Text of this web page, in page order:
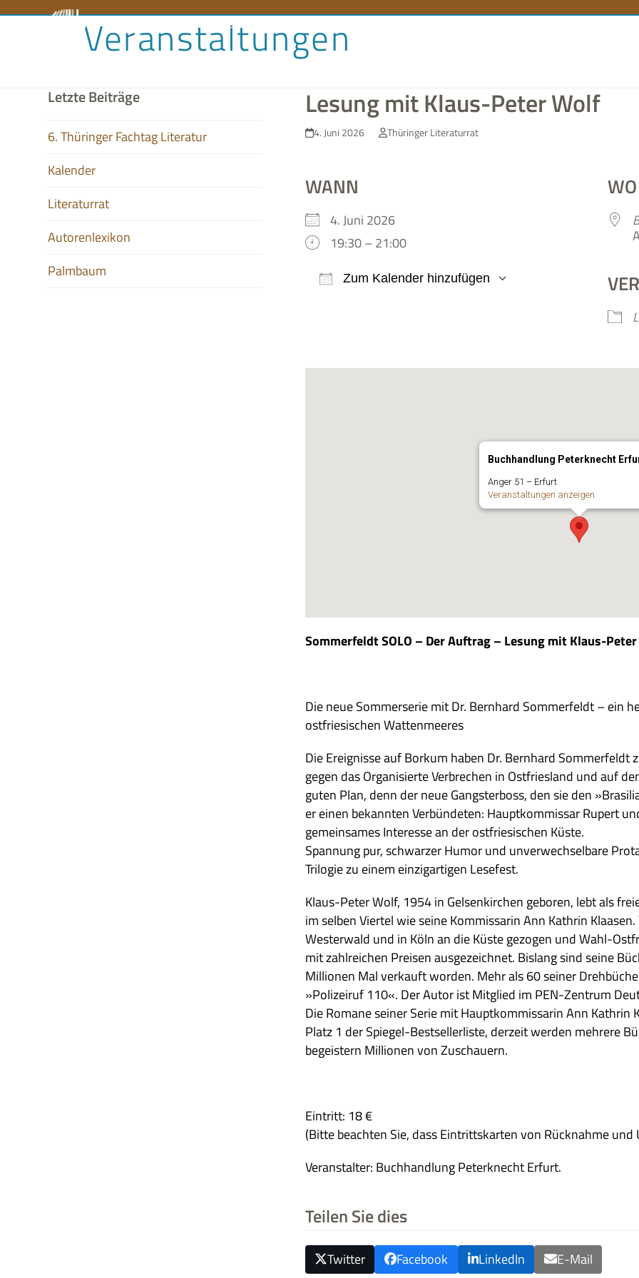
Literaturrat Audiobibliothek
Veranstaltungen
Lesung mit Klaus-Peter Wolf
4. Juni 2026 Thüringer Literaturrat
WANN
4. Juni 2026
19:30 – 21:00
Zum Kalender hinzufügen
WO
Buchhandlung Peterknecht
Anger 51 – Erfurt
Ver­an­stal­tun­gen anzeigen
Som­mer­feldt SOLO – Der Auf­trag – Lesung mit Klaus-
Die neue Som­mer­se­rie mit Dr. Bern­hard Som­mer­feldt – ein
ost­frie­si­schen Wattenmeeres
Die Ereig­nisse auf Bor­kum haben Dr. Bern­hard
gegen das Orga­ni­sierte Ver­bre­chen in Ost­fries­land und auf
guten Plan, denn der neue Gang­ster­boss, den sie den
er einen bekann­ten Ver­bün­de­ten: Haupt­kom­mis­sar Rupert
gemein­sa­mes Inter­esse an der ost­frie­si­schen Küste.
Span­nung pur, schwar­zer Humor und unver­wech­sel­bare
Tri­lo­gie zu einem ein­zig­ar­ti­gen Lesefest.
Klaus-Peter Wolf, 1954 in Gel­sen­kir­chen gebo­ren, lebt als
im sel­ben Vier­tel wie seine Kom­mis­sa­rin Ann Kath­rin
Wester­wald und in Köln an die Küste gezo­gen und Wahl-
mit zahl­rei­chen Prei­sen aus­ge­zeich­net. Bis­lang sind seine
Mil­lio­nen Mal ver­kauft wor­den. Mehr als 60 sei­ner
»Poli­zei­ruf 110«. Der Autor ist Mit­glied im PEN-Zen­trum
Die Romane sei­ner Serie mit Haupt­kom­mis­sa­rin Ann
Platz 1 der Spie­gel-Best­sel­ler­li­ste, der­zeit wer­den meh­rere
begei­stern Mil­lio­nen von Zuschauern.
Ein­tritt: 18 €
(Bitte beach­ten Sie, dass Ein­tritts­kar­ten von Rück­nahme
Ver­an­stal­ter: Buch­hand­lung Peter­knecht Erfurt.
Teilen Sie dies
Twitter Facebook LinkedIn E-Mail
Letzte Beiträge
6. Thüringer Fachtag Literatur
Kalender
Literaturrat
Autorenlexikon
Palmbaum